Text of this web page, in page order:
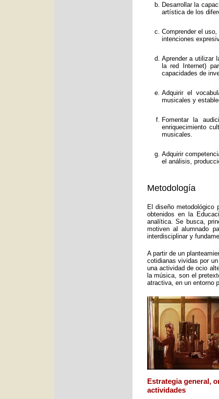
Desarrollar la
artística de los
Comprender el
intenciones
Aprender a utilizar
la red Internet)
capacidades de
Adquirir el
musicales y
Fomentar la
enriquecimiento
musicales.
Adquirir
el análisis,
Metodología
El diseño metodológico
obtenidos en la
analítica. Se busca,
motiven al alumnado
interdisciplinar y
A partir de un
cotidianas vividas por
una actividad de ocio
la música, son el
atractiva, en un entorno
Estrategia general,
actividades